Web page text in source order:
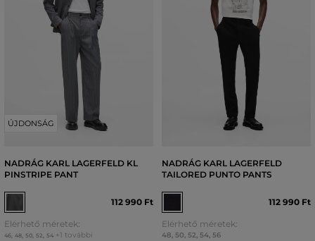
ÚJDONSÁG
NADRÁG KARL LAGERFELD KL
PINSTRIPE PANT
112 990 Ft
Elérhető méretek:
46, 48, 50, 52 54 +1 további
NADRÁG KARL LAGERFELD
TAILORED PUNTO PANTS
112 990 Ft
Elérhető méretek:
48, 50, 52, 54, 56